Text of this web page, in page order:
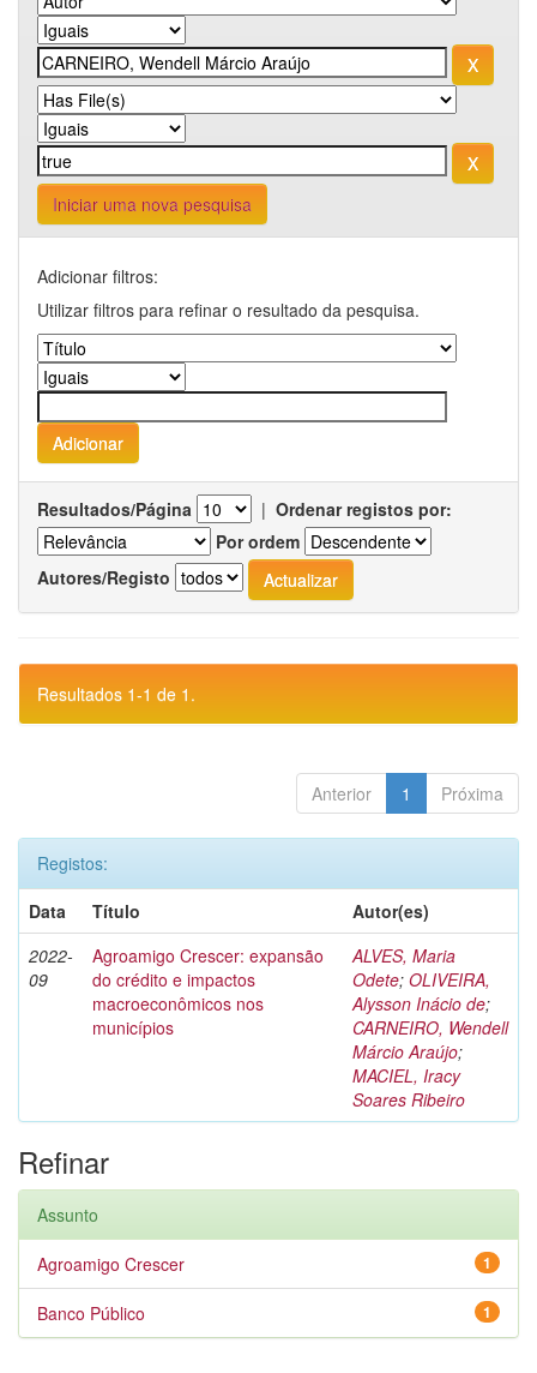
Iniciar uma nova pesquisa
Adicionar filtros:
Utilizar filtros para refinar o resultado da pesquisa.
Resultados/Página | Ordenar registos por:
Por ordem
Autores/Registo
Resultados 1-1 de 1.
Anterior 1 Próxima
Registos:
Data
Título
Autor(es)
2022-
09
Agroamigo Crescer: expansão
do crédito e impactos
macroeconômicos nos
municípios
ALVES, Maria
Odete; OLIVEIRA,
Alysson Inácio de;
CARNEIRO, Wendell
Márcio Araújo;
MACIEL, Iracy
Soares Ribeiro
Refinar
Assunto
1
Agroamigo Crescer
1
Banco Público